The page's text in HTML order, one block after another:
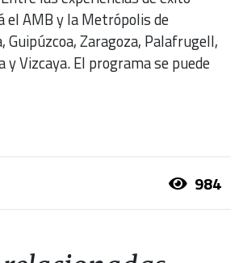
el AMB y la Metrópolis de
Guipúzcoa, Zaragoza, Palafrugell,
y Vizcaya. El programa se puede
984